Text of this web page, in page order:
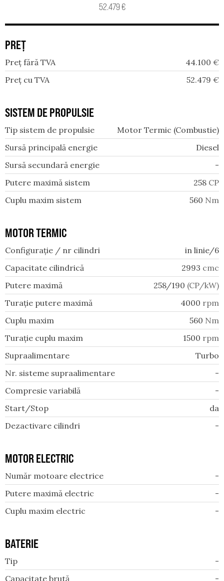
52.479 €
PREȚ
Preț fără TVA 44.100 €
Preț cu TVA
52.479 €
SISTEM DE PROPULSIE
Tip sistem de propulsie
Motor Termic (Combustie)
Sursă principală energie
Diesel
Sursă secundară energie
-
Putere maximă sistem
258 CP
Cuplu maxim sistem
560 Nm
MOTOR TERMIC
Configurație / nr cilindri
in linie/6
Capacitate cilindrică
2993 cmc
Putere maximă
258/190 (CP/kW)
Turație putere maximă
4000 rpm
Cuplu maxim
560 Nm
Turație cuplu maxim
1500 rpm
Supraalimentare
Turbo
Nr. sisteme supraalimentare
-
Compresie variabilă
-
Start/Stop
da
Dezactivare cilindri
-
MOTOR ELECTRIC
Număr motoare electrice
-
Putere maximă electric
-
Cuplu maxim electric
-
BATERIE
Tip
-
Capacitate brută
-